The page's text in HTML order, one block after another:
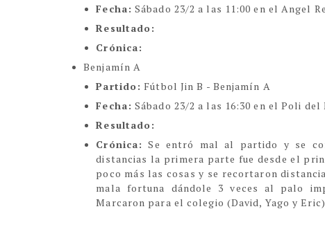
Fecha: Sábado 23/2 a las 11:00 en el Angel
Resultado:
Crónica:
Benjamín A
Partido: Fútbol Jin B - Benjamín A
Fecha: Sábado 23/2 a las 16:30 en el Poli del
Resultado:
Crónica: Se entró mal al partido y se
distancias la primera parte fue desde el
poco más las cosas y se recortaron
mala fortuna dándole 3 veces al palo
Marcaron para el colegio (David, Yago y